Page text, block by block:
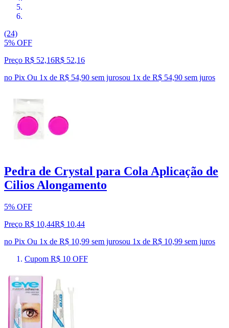
(24)
5% OFF
Preço R$ 52,16R$ 52,16
no Pix Ou 1x de R$ 54,90 sem jurosou 1x de R$ 54,90 sem juros
Pedra de Crystal para Cola Aplicação de
Cilios Alongamento
5% OFF
Preço R$ 10,44R$ 10,44
no Pix Ou 1x de R$ 10,99 sem jurosou 1x de R$ 10,99 sem juros
Cupom R$ 10 OFF